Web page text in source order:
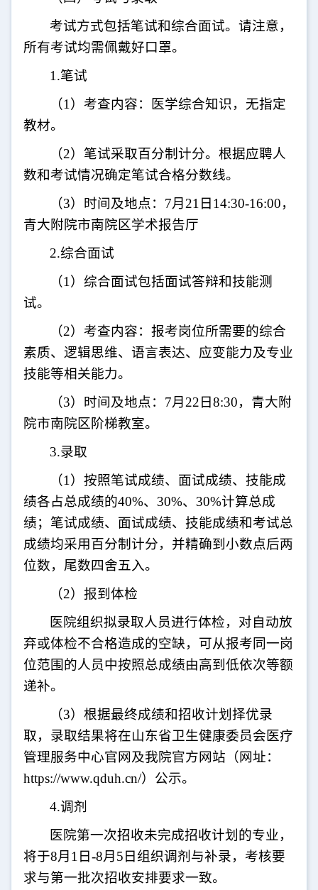
考试方式包括笔试和综合面试。请注意，
所有考试均需佩戴好口罩。
1.笔试
（1 ）考查内容：医学综合知识，无指定
教材。
（2）笔试采取百分制计分。根据应聘人
数和考试情况确定笔试合格分数线。
（3）时间及地点： 7月 21 日 14:30-16:00，
青大附院市南院区学术报告厅
2.综合面试
（1 ）综合面试包括面试答辩和技能测
试。
（2）考查内容：报考岗位所需要的综合
素质、逻辑思维、语言表达、应变能力及专业
技能等相关能力。
（3）时间及地点： 7月 22 日8:30，青大附
院市南院区阶梯教室。
3.录取
（1 ）按照笔试成绩、面试成绩、技能成
绩各占总成绩的40%、 30%、 30%计算总成
绩；笔试成绩、面试成绩、技能成绩和考试总
成绩均采用百分制计分，并精确到小数点后两
位数，尾数四舍五入。
（2）报到体检
医院组织拟录取人员进行体检，对自动放
弃或体检不合格造成的空缺，可从报考同一岗
位范围的人员中按照总成绩由高到低依次等额
递补。
（3）根据最终成绩和招收计划择优录
取，录取结果将在山东省卫生健康委员会医疗
管理服务中心官网及我院官方网站（网址：
https://www.qduh.cn/）公示。
4.调剂
医院第一次招收未完成招收计划的专业，
将于8月 1 日 -8月 5 日组织调剂与补录，考核要
求与第一批次招收安排要求一致。